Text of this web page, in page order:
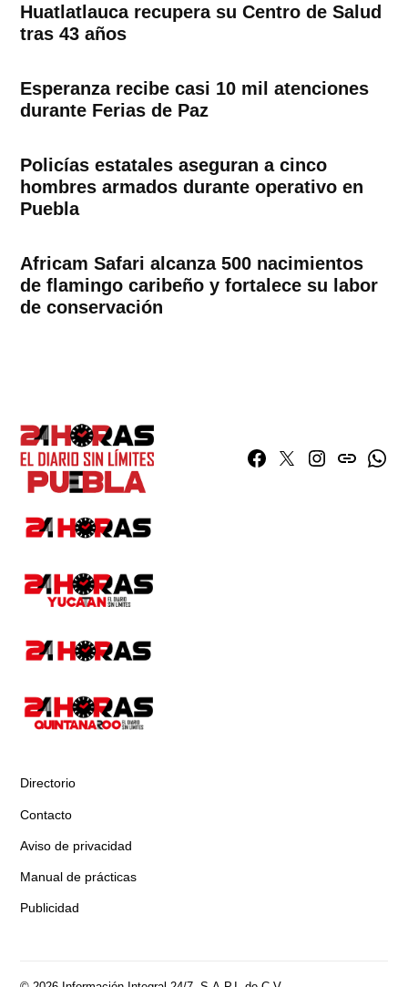
Huatlatlauca recupera su Centro de Salud
tras 43 años
Esperanza recibe casi 10 mil atenciones
durante Ferias de Paz
Policías estatales aseguran a cinco
hombres armados durante operativo en
Puebla
Africam Safari alcanza 500 nacimientos
de flamingo caribeño y fortalece su labor
de conservación
Facebook
TwitterInstagram
issuu
Directorio
Contacto
Aviso de privacidad
Manual de prácticas
Publicidad